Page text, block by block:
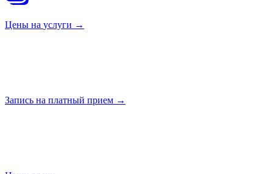
Цены на услуги →
Запись на платный прием →